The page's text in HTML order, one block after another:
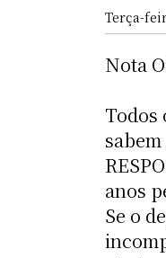
Terça-
Nota
Todos
anos
Se o